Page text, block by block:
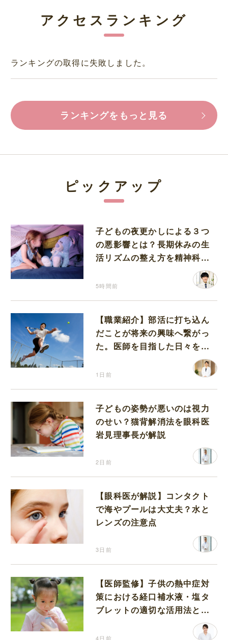
アクセスランキング
ランキングの取得に失敗しました。
ランキングをもっと見る
ピックアップ
子どもの夜更かしによる３つ
の悪影響とは？長期休みの生
活リズムの整え方を精神科医
5時間前
【職業紹介】部活に打ち込ん
だことが将来の興味へ繋がっ
た。医師を目指した日々を振
1日前
子どもの姿勢が悪いのは視力
のせい？猫背解消法を眼科医
岩見理事長が解説
2日前
【眼科医が解説】コンタクト
で海やプールは大丈夫？水と
レンズの注意点
3日前
【医師監修】子供の熱中症対
策における経口補水液・塩タ
ブレットの適切な活用法と水
4日前